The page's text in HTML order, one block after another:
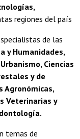
regiones del país
de las
y Humanidades,
Ciencias
y de
Agronómicas,
Veterinarias y
temas de